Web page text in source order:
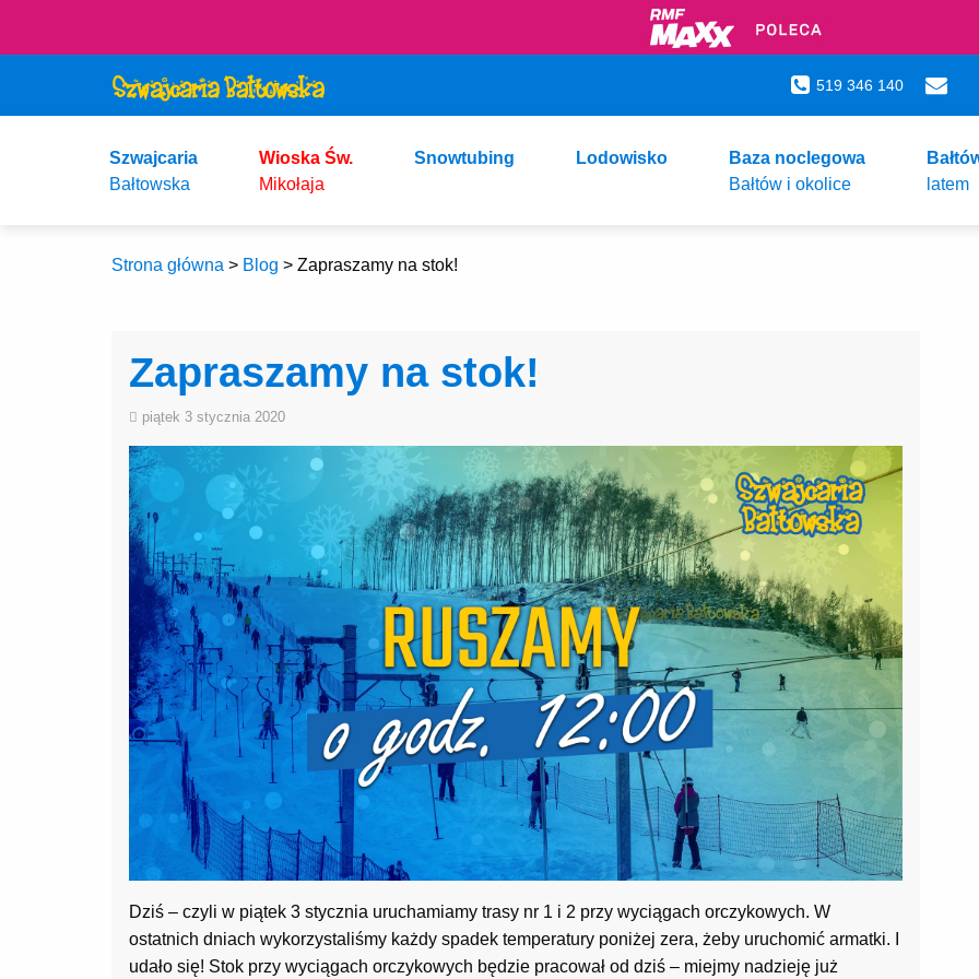
519 346 140
Szwajcaria
Bałtowska
Wioska Św.
Mikołaja
Snowtubing Lodowisko
Baza noclegowa
Bałtów i okolice
latem
Strona główna > Blog > Zapraszamy na stok!
Zapraszamy na stok!
piątek 3 stycznia 2020
Dziś – czyli w piątek 3 stycznia uruchamiamy trasy nr 1 i 2 przy wyciągach orczykowych. W
ostatnich dniach wykorzystaliśmy każdy spadek temperatury poniżej zera, żeby uruchomić armatki. I
udało się! Stok przy wyciągach orczykowych będzie pracował od dziś – miejmy nadzieję już